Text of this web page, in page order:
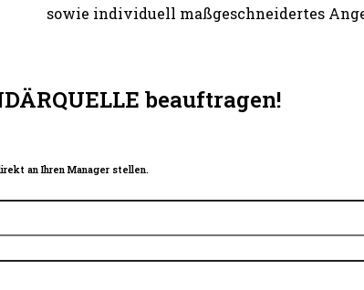
sowie individuell maßgeschneidertes
beauftragen!
an Ihren Manager stellen.